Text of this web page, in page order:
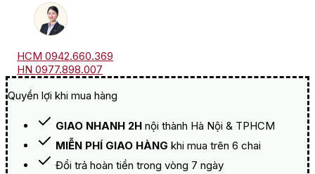
HCM 0942.660.369
HN 0977.898.007
Quyền lợi khi mua hàng
GIAO NHANH 2H nội thành Hà Nội & TPHCM
MIỄN PHÍ GIAO HÀNG khi mua trên 6 chai
Đổi trả hoàn tiền trong vòng 7 ngày